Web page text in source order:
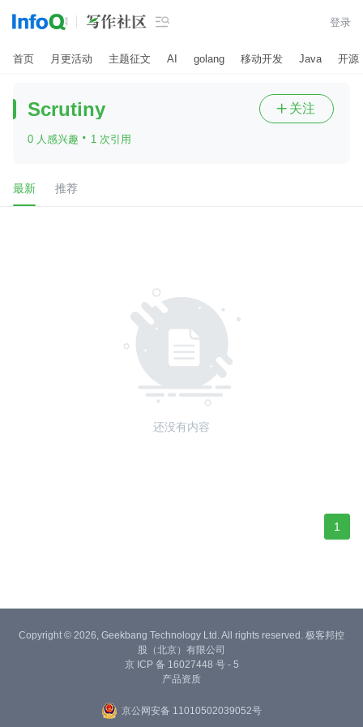
 登录
首页 月更活动 主题征文 AI golang 移动开发 Java 开源
Scrutiny
0 人感兴趣 · 1 次引用
 关注
最新 推荐
还没有内容
1
Copyright © 2026, Geekbang Technology Ltd. All rights reserved. 极客邦控
股（北京）有限公司
京 ICP 备 16027448 号 - 5
产品资质
京公网安备 11010502039052号